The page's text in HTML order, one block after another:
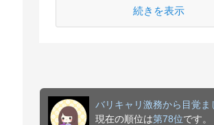
現在の順位は第78位です。
続きを表示